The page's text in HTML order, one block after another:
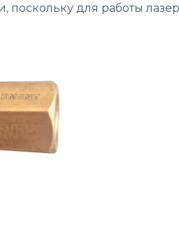
поскольку для работы